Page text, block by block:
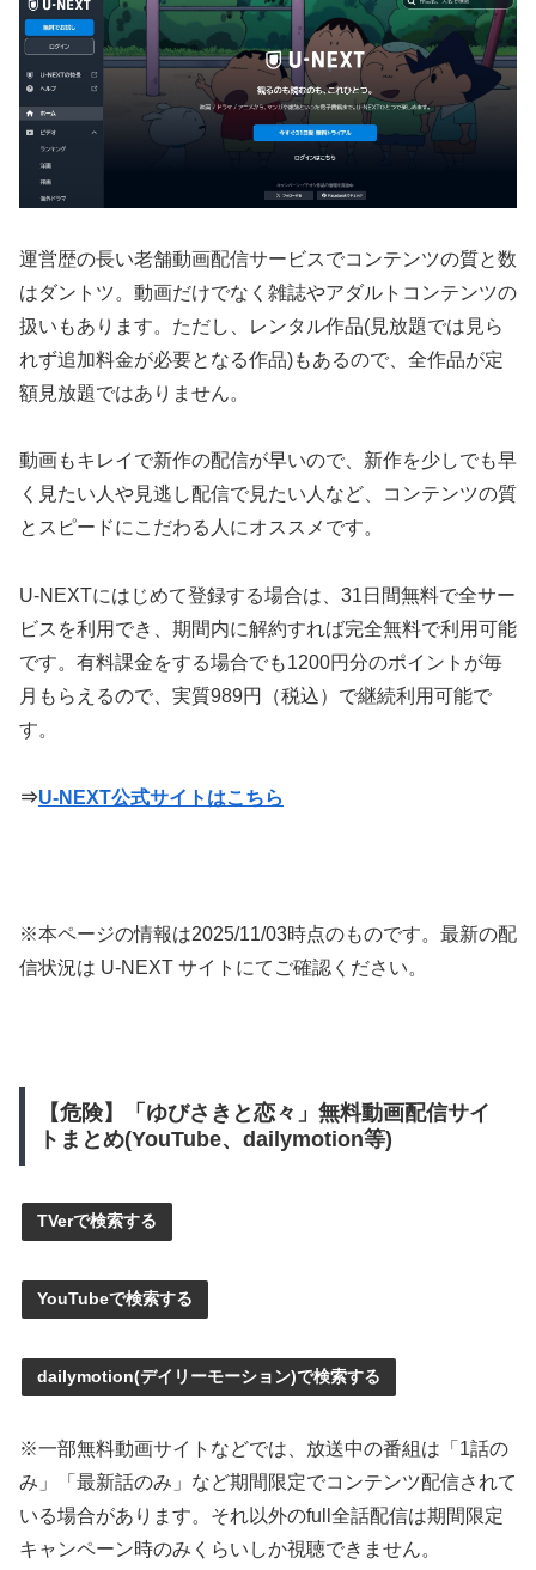
運営歴の長い老舗動画配信サービスでコンテンツの質と数
はダントツ。動画だけでなく雑誌やアダルトコンテンツの
扱いもあります。ただし、レンタル作品(見放題では見ら
れず追加料金が必要となる作品)もあるので、全作品が定
額見放題ではありません。
動画もキレイで新作の配信が早いので、新作を少しでも早
く見たい人や見逃し配信で見たい人など、コンテンツの質
とスピードにこだわる人にオススメです。
U-NEXTにはじめて登録する場合は、31日間無料で全サー
ビスを利用でき、期間内に解約すれば完全無料で利用可能
です。有料課金をする場合でも1200円分のポイントが毎
月もらえるので、実質989円（税込）で継続利用可能で
す。
⇒U-NEXT公式サイトはこちら
※本ページの情報は2025/11/03時点のものです。最新の配
信状況は U-NEXT サイトにてご確認ください。
【危険】「ゆびさきと恋々」無料動画配信サイ
トまとめ(YouTube、dailymotion等)
TVerで検索する
YouTubeで検索する
dailymotion(デイリーモーション)で検索する
※一部無料動画サイトなどでは、放送中の番組は「1話の
み」「最新話のみ」など期間限定でコンテンツ配信されて
いる場合があります。それ以外のfull全話配信は期間限定
キャンペーン時のみくらいしか視聴できません。